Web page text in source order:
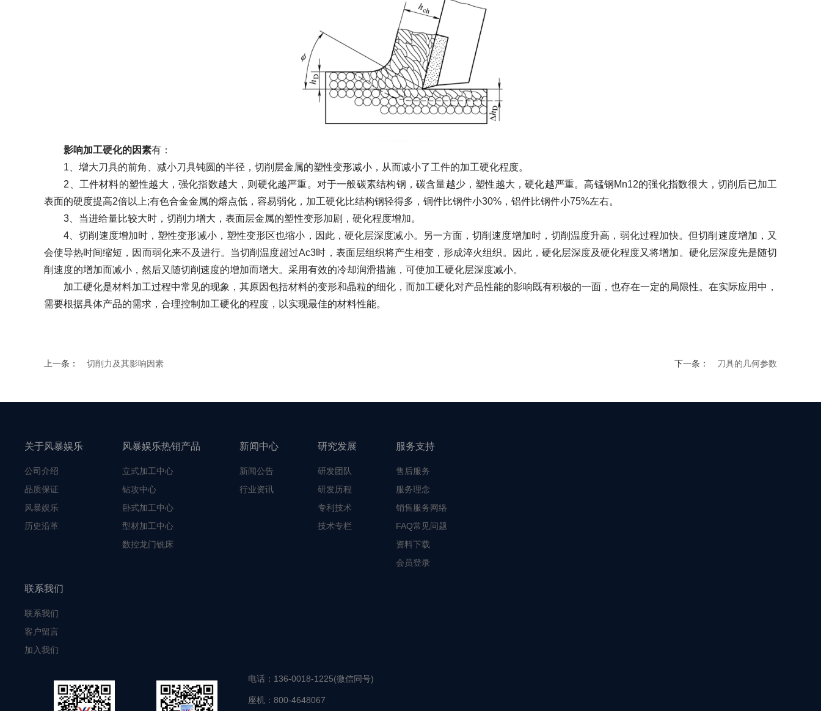
影响加工硬化的因素有：
1、增大刀具的前角、减小刀具钝圆的半径，切削层金属的塑性变形减小，从而减小了工件的加工硬化程度。
2、工件材料的塑性越大，强化指数越大，则硬化越严重。对于一般碳素结构钢，碳含量越少，塑性越大，硬化越严重。高锰钢Mn12的强化指数很大，切削后已加工
表面的硬度提高2倍以上;有色合金金属的熔点低，容易弱化，加工硬化比结构钢轻得多，铜件比钢件小30%，铝件比钢件小75%左右。
3、当进给量比较大时，切削力增大，表面层金属的塑性变形加剧，硬化程度增加。
4、切削速度增加时，塑性变形减小，塑性变形区也缩小，因此，硬化层深度减小。另一方面，切削速度增加时，切削温度升高，弱化过程加快。但切削速度增加，又
会使导热时间缩短，因而弱化来不及进行。当切削温度超过Ac3时，表面层组织将产生相变，形成淬火组织。因此，硬化层深度及硬化程度又将增加。硬化层深度先是随切
削速度的增加而减小，然后又随切削速度的增加而增大。采用有效的冷却润滑措施，可使加工硬化层深度减小。
加工硬化是材料加工过程中常见的现象，其原因包括材料的变形和晶粒的细化，而加工硬化对产品性能的影响既有积极的一面，也存在一定的局限性。在实际应用中，
需要根据具体产品的需求，合理控制加工硬化的程度，以实现最佳的材料性能。
上一条： 切削力及其影响因素 下一条： 刀具的几何参数
关于风暴娱乐
公司介绍
品质保证
风暴娱乐
历史沿革
风暴娱乐热销产品
立式加工中心
钻攻中心
卧式加工中心
型材加工中心
数控龙门铣床
新闻中心
新闻公告
行业资讯
研究发展
研发团队
研发历程
专利技术
技术专栏
服务支持
售后服务
服务理念
销售服务网络
FAQ常见问题
资料下载
会员登录
联系我们
联系我们
客户留言
加入我们
电话： 136-0018-1225(微信同号)
座机： 800-4648067